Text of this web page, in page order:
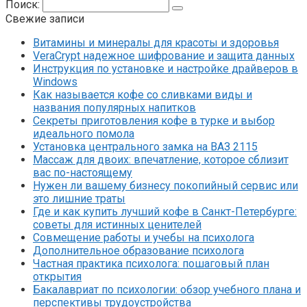
Поиск:
Свежие записи
Витамины и минералы для красоты и здоровья
VeraCrypt надежное шифрование и защита данных
Инструкция по установке и настройке драйверов в
Windows
Как называется кофе со сливками виды и
названия популярных напитков
Секреты приготовления кофе в турке и выбор
идеального помола
Установка центрального замка на ВАЗ 2115
Массаж для двоих: впечатление, которое сблизит
вас по-настоящему
Нужен ли вашему бизнесу покопийный сервис или
это лишние траты
Где и как купить лучший кофе в Санкт-Петербурге:
советы для истинных ценителей
Совмещение работы и учебы на психолога
Дополнительное образование психолога
Частная практика психолога: пошаговый план
открытия
Бакалавриат по психологии: обзор учебного плана и
перспективы трудоустройства